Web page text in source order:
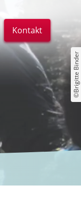
Kontakt
©Brigitte Binder